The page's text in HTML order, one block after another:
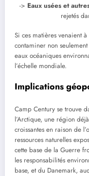
-> Eaux usées et
rejetés
Si ces matières venaient
contaminer non
eaux océaniques
l’échelle mondiale.
Implications
Camp Century se trouve
l’Arctique, une région
croissantes en raison de
ressources naturelles
cette base de la Guerre
les responsabilités
base, et du Danemark,